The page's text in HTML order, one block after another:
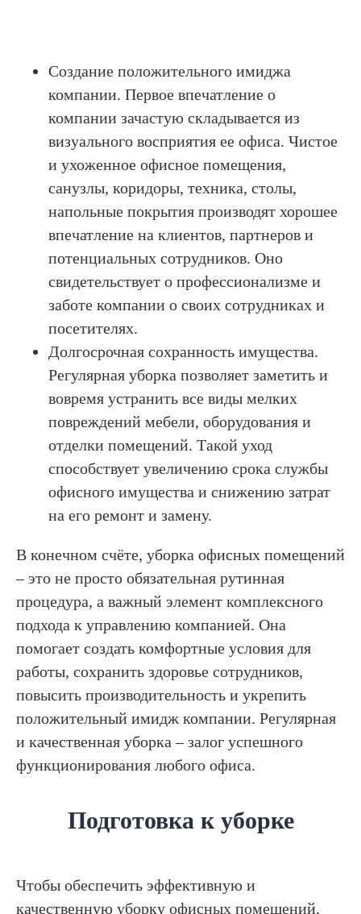
Создание положительного имиджа
компании. Первое впечатление о
компании зачастую складывается из
визуального восприятия ее офиса. Чистое
и ухоженное офисное помещения,
санузлы, коридоры, техника, столы,
напольные покрытия производят хорошее
впечатление на клиентов, партнеров и
потенциальных сотрудников. Оно
свидетельствует о профессионализме и
заботе компании о своих сотрудниках и
посетителях.
Долгосрочная сохранность имущества.
Регулярная уборка позволяет заметить и
вовремя устранить все виды мелких
повреждений мебели, оборудования и
отделки помещений. Такой уход
способствует увеличению срока службы
офисного имущества и снижению затрат
на его ремонт и замену.
В конечном счёте, уборка офисных помещений
– это не просто обязательная рутинная
процедура, а важный элемент комплексного
подхода к управлению компанией. Она
помогает создать комфортные условия для
работы, сохранить здоровье сотрудников,
повысить производительность и укрепить
положительный имидж компании. Регулярная
и качественная уборка – залог успешного
функционирования любого офиса.
Подготовка к уборке
Чтобы обеспечить эффективную и
качественную уборку офисных помещений,